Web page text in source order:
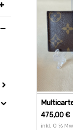
475,00€
inkl. 0 %